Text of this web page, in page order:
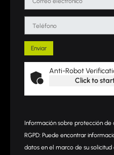
Anti-Robot
Click to
Información sobre protección de
RGPD: Puede encontrar
datos en el marco de su